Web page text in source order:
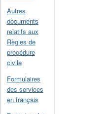
Autres
documents
relatifs aux
Règles de
procédure
civile
Formulaires
des services
en français